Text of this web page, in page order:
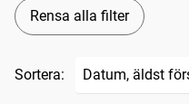
Rensa alla filter
Sortera: